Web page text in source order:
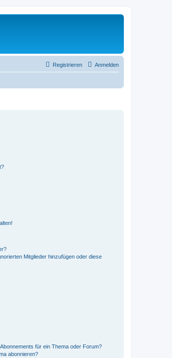
Anmelden
Registrieren
Mitglieder hinzufügen oder diese
für ein Thema oder Forum?
abonnieren?